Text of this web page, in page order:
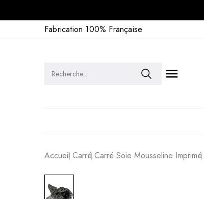
Fabrication 100% Française

Accueil Carré Carré Soie Mousseline Imprimé